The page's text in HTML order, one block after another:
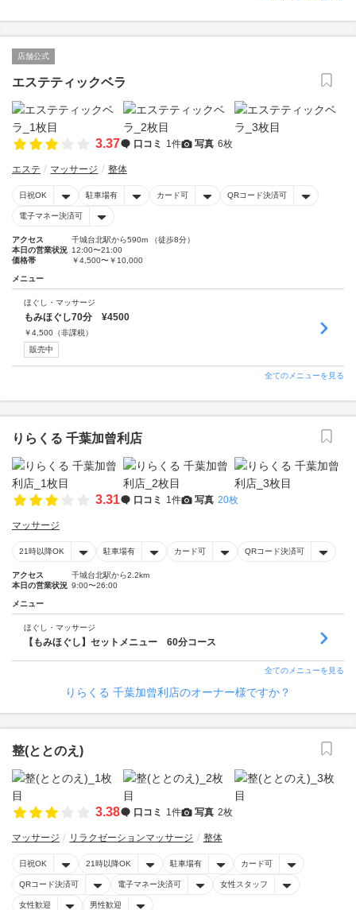
店舗公式
エステティックベラ
3.37 口コミ 1件 写真 6枚
エステ マッサージ 整体
日祝OK 駐車場有 カード可 QRコード決済可
電子マネー決済可
アクセス
千城台北駅から590m （徒歩8分）
本日の営業状況 12:00〜21:00
価格帯
￥4,500〜￥10,000
メニュー
ほぐし・マッサージ
もみほぐし70分 ¥4500
￥4,500 （非課税）
販売中
全てのメニューを見る
りらくる 千葉加曾利店
3.31 口コミ 1件 写真 20枚
マッサージ
21時以降OK 駐車場有 カード可 QRコード決済可
アクセス
千城台北駅から2.2km
本日の営業状況 9:00〜26:00
メニュー
ほぐし・マッサージ
【もみほぐし】セットメニュー 60分コース
全てのメニューを見る
りらくる 千葉加曾利店のオーナー様ですか？
整(ととのえ)
3.38 口コミ 1件 写真 2枚
マッサージ リラクゼーションマッサージ 整体
日祝OK 21時以降OK 駐車場有 カード可
QRコード決済可 電子マネー決済可 女性スタッフ
女性歓迎 男性歓迎